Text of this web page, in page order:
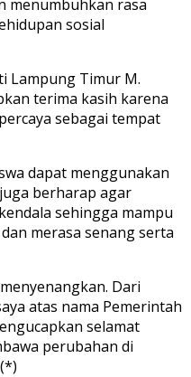
menumbuhkan rasa
sosial
Lampung Timur M.
terima kasih karena
sebagai tempat
dapat menggunakan
berharap agar
sehingga mampu
merasa senang serta
Dari
atas nama Pemerintah
selamat
perubahan di